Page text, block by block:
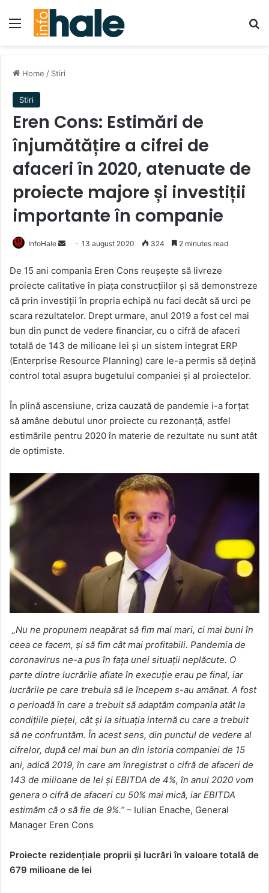
Menu
Home / Stiri
Stiri
Eren Cons: Estimări de
înjumătățire a cifrei de
afaceri în 2020, atenuate de
proiecte majore și investiții
importante în companie
InfoHale
Send
email
13 august 2020 324 2 minutes read
De 15 ani compania Eren Cons reușește să livreze
proiecte calitative în piața construcțiilor și să demonstreze
că prin investiții în propria echipă nu faci decât să urci pe
scara rezultatelor. Drept urmare, anul 2019 a fost cel mai
bun din punct de vedere financiar, cu o cifră de afaceri
totală de 143 de milioane lei și un sistem integrat ERP
(Enterprise Resource Planning) care le-a permis să dețină
control total asupra bugetului companiei și al proiectelor.
În plină ascensiune, criza cauzată de pandemie i-a forțat
să amâne debutul unor proiecte cu rezonanță, astfel
estimările pentru 2020 în materie de rezultate nu sunt atât
de optimiste.
„Nu ne propunem neapărat să fim mai mari, ci mai buni în
ceea ce facem, și să fim cât mai profitabili. Pandemia de
coronavirus ne-a pus în fața unei situații neplăcute. O
parte dintre lucrările aflate în execuție erau pe final, iar
lucrările pe care trebuia să le începem s-au amânat. A fost
o perioadă în care a trebuit să adaptăm compania atât la
condițiile pieței, cât și la situația internă cu care a trebuit
să ne confruntăm. În acest sens, din punctul de vedere al
cifrelor, după cel mai bun an din istoria companiei de 15
ani, adică 2019, în care am înregistrat o cifră de afaceri de
143 de milioane de lei și EBITDA de 4%, în anul 2020 vom
genera o cifră de afaceri cu 50% mai mică, iar EBITDA
estimăm că o să fie de 9%.” – Iulian Enache, General
Manager Eren Cons
Proiecte rezidențiale proprii și lucrări în valoare totală de
679 milioane de lei